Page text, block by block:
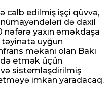
cəlb edilmiş işçi qüvvə,
də daxil
yaxın əməkdaşa
uyğun
məkanı olan Bakı
etmək üçün
sistemləşdirilmiş
imkan yaradacaq.